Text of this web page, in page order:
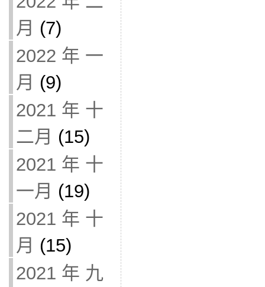
月 (7)
2022 年 一
月 (9)
2021 年 十
二月 (15)
2021 年 十
一月 (19)
2021 年 十
月 (15)
2021 年 九